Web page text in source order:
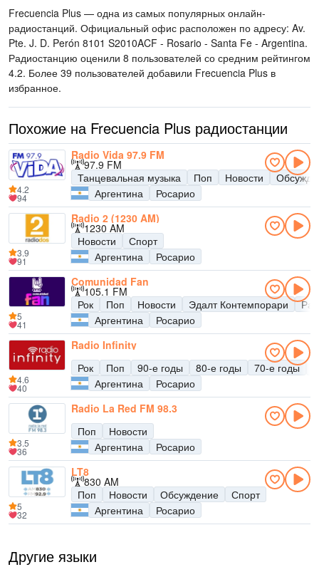
Frecuencia Plus — одна из самых популярных онлайн-
радиостанций. Официальный офис расположен по адресу: Av.
Pte. J. D. Perón 8101 S2010ACF - Rosario - Santa Fe - Argentina.
Радиостанцию оценили 8 пользователей со средним рейтингом
4.2. Более 39 пользователей добавили Frecuencia Plus в
избранное.
Похожие на Frecuencia Plus радиостанции
Radio Vida 97.9 FM
97.9 FM
Танцевальная музыка
Поп Новости
Аргентина
Росарио
4.2
94
Radio 2 (1230 AM)
1230 AM
Новости
Спорт
Аргентина
Росарио
3.9
91
Comunidad Fan
105.1 FM
Рок
Поп Новости Эдалт Контемпорари
Аргентина
Росарио
5
41
Radio Infinity
Рок
Поп 90-е годы 80-е годы 70-е годы
Аргентина
Росарио
4.6
40
Radio La Red FM 98.3
Поп
Новости
Аргентина
Росарио
3.5
36
LT8
830 AM
Поп
Новости Обсуждение
Спорт
Аргентина
Росарио
5
32
Другие языки